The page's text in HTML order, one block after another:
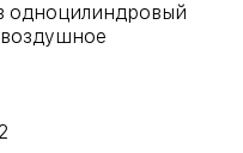
одноцилиндровый